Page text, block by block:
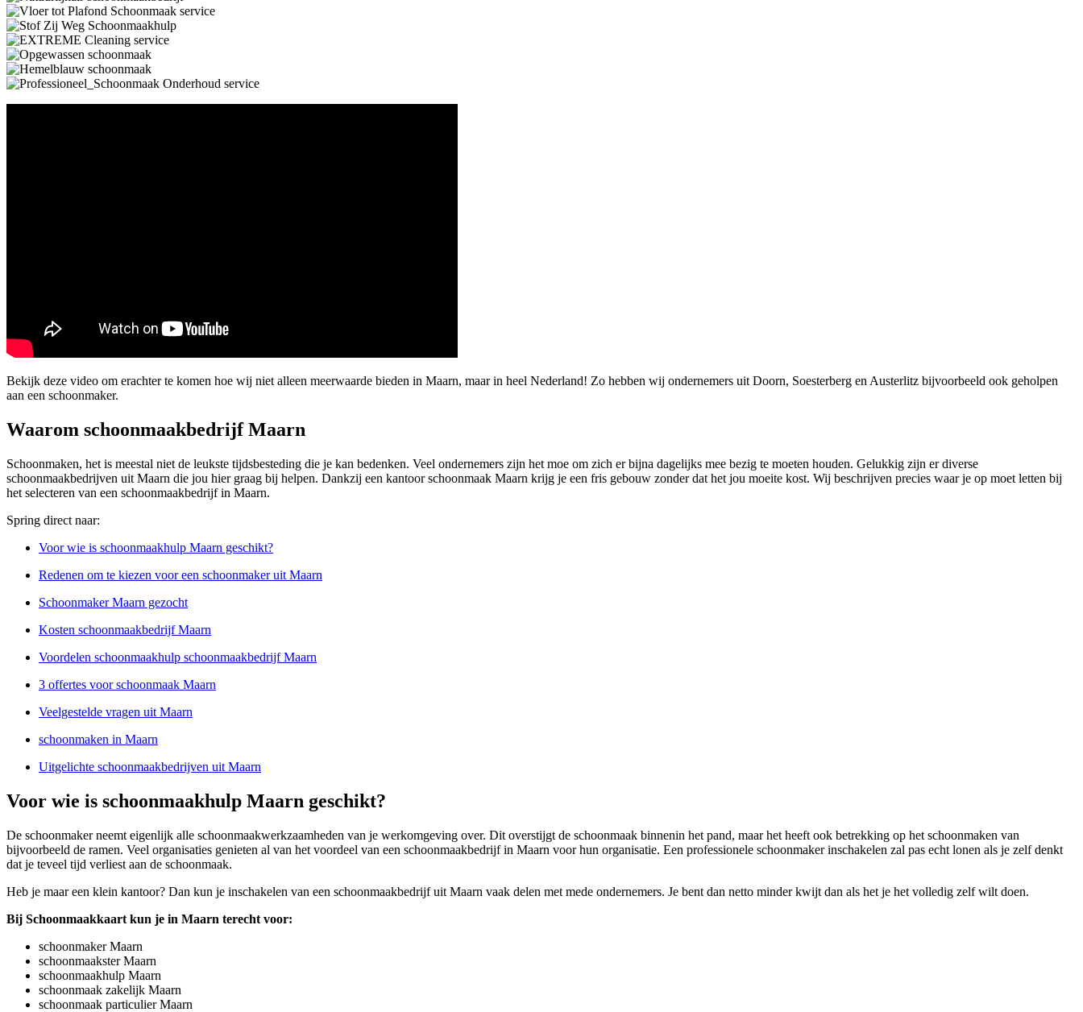
Bekijk deze video om erachter te komen hoe wij niet alleen meerwaarde bieden in Maarn, maar in heel Nederland! Zo hebben wij ondernemers uit Doorn, Soesterberg en Austerlitz bijvoorbeeld ook geholpen
aan een schoonmaker.
Waarom schoonmaakbedrijf Maarn
Schoonmaken, het is meestal niet de leukste tijdsbesteding die je kan bedenken. Veel ondernemers zijn het moe om zich er bijna dagelijks mee bezig te moeten houden. Gelukkig zijn er diverse
schoonmaakbedrijven uit Maarn die jou hier graag bij helpen. Dankzij een kantoor schoonmaak Maarn krijg je een fris gebouw zonder dat het jou moeite kost. Wij beschrijven precies waar je op moet letten bij
het selecteren van een schoonmaakbedrijf in Maarn.
Spring direct naar:
Voor wie is schoonmaakhulp Maarn geschikt?
Redenen om te kiezen voor een schoonmaker uit Maarn
Schoonmaker Maarn gezocht
Kosten schoonmaakbedrijf Maarn
Voordelen schoonmaakhulp schoonmaakbedrijf Maarn
3 offertes voor schoonmaak Maarn
Veelgestelde vragen uit Maarn
schoonmaken in Maarn
Uitgelichte schoonmaakbedrijven uit Maarn
Voor wie is schoonmaakhulp Maarn geschikt?
De schoonmaker neemt eigenlijk alle schoonmaakwerkzaamheden van je werkomgeving over. Dit overstijgt de schoonmaak binnenin het pand, maar het heeft ook betrekking op het schoonmaken van
bijvoorbeeld de ramen. Veel organisaties genieten al van het voordeel van een schoonmaakbedrijf in Maarn voor hun organisatie. Een professionele schoonmaker inschakelen zal pas echt lonen als je zelf denkt
dat je teveel tijd verliest aan de schoonmaak.
Heb je maar een klein kantoor? Dan kun je inschakelen van een schoonmaakbedrijf uit Maarn vaak delen met mede ondernemers. Je bent dan netto minder kwijt dan als het je het volledig zelf wilt doen.
Bij Schoonmaakkaart kun je in Maarn terecht voor:
schoonmaker Maarn
schoonmaakster Maarn
schoonmaakhulp Maarn
schoonmaak zakelijk Maarn
schoonmaak particulier Maarn